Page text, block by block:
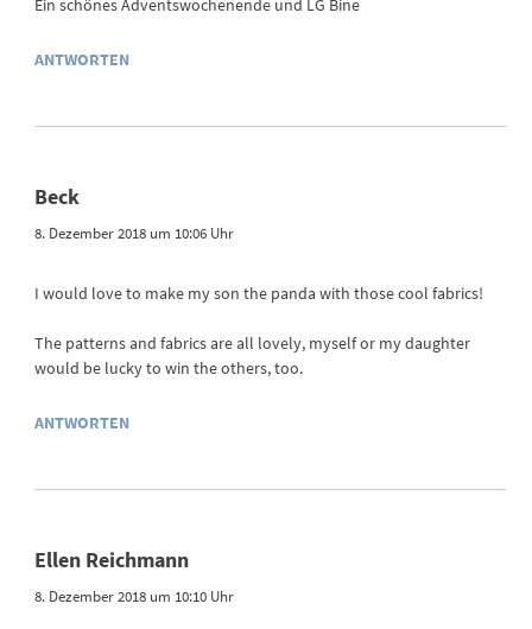
ANTWORTEN
Beck
8. Dezember 2018 um 10:06 Uhr
I would love to make my son the panda with those cool fabrics!
The patterns and fabrics are all lovely, myself or my daughter
would be lucky to win the others, too.
ANTWORTEN
Ellen Reichmann
8. Dezember 2018 um 10:10 Uhr